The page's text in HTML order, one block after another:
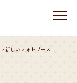
新しいフォトブース